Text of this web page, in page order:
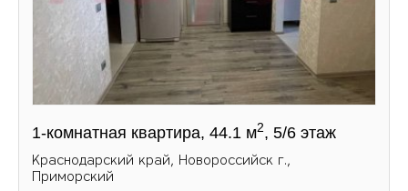
1-комнатная квартира, 44.1 м2, 5/6 этаж
Краснодарский край, Новороссийск г.,
Приморский